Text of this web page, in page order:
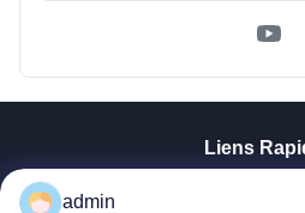
Liens
admin